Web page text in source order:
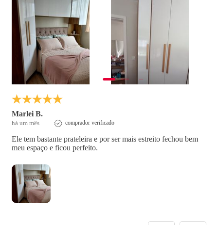
Marlei B.
há um mês comprador verificado
Ele tem bastante prateleira e por ser mais estreito fechou bem
meu espaço e ficou perfeito.